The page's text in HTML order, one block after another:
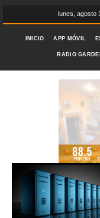
lunes, agosto
INICIO APP MÓVIL
RADIO